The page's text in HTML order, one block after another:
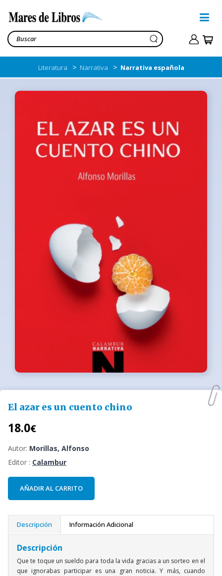
Literatura > Narrativa > Narrativa española
El azar es un cuento chino
18.0€
Autor: Morillas, Alfonso
Editor : Calambur
AÑADIR AL CARRITO
Descripción Información Adicional
Descripción
Que te toque un sueldo para toda la vida gracias a un sorteo en el
que ignorabas participar es una gran noticia. Y más, cuando